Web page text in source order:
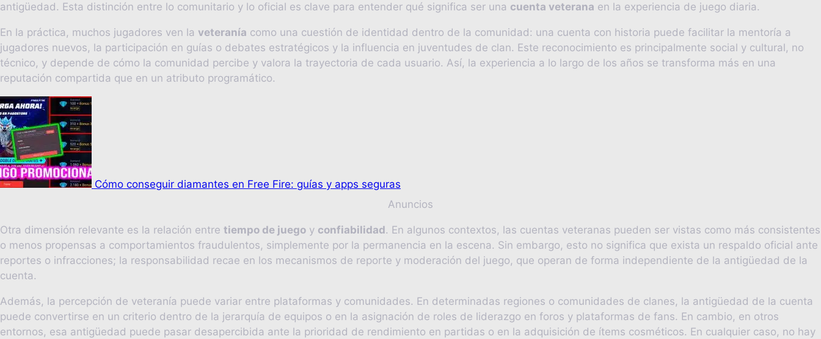
antigüedad. Esta distinción entre lo comunitario y lo oficial es clave para entender qué significa ser una cuenta veterana en la experiencia de juego diaria.
En la práctica, muchos jugadores ven la veteranía como una cuestión de identidad dentro de la comunidad: una cuenta con historia puede facilitar la mentoría a
jugadores nuevos, la participación en guías o debates estratégicos y la influencia en juventudes de clan. Este reconocimiento es principalmente social y cultural, no
técnico, y depende de cómo la comunidad percibe y valora la trayectoria de cada usuario. Así, la experiencia a lo largo de los años se transforma más en una
reputación compartida que en un atributo programático.
Cómo conseguir diamantes en Free Fire: guías y apps seguras
Anuncios
Otra dimensión relevante es la relación entre tiempo de juego y confiabilidad. En algunos contextos, las cuentas veteranas pueden ser vistas como más consistentes
o menos propensas a comportamientos fraudulentos, simplemente por la permanencia en la escena. Sin embargo, esto no significa que exista un respaldo oficial ante
reportes o infracciones; la responsabilidad recae en los mecanismos de reporte y moderación del juego, que operan de forma independiente de la antigüedad de la
cuenta.
Además, la percepción de veteranía puede variar entre plataformas y comunidades. En determinadas regiones o comunidades de clanes, la antigüedad de la cuenta
puede convertirse en un criterio dentro de la jerarquía de equipos o en la asignación de roles de liderazgo en foros y plataformas de fans. En cambio, en otros
entornos, esa antigüedad puede pasar desapercibida ante la prioridad de rendimiento en partidas o en la adquisición de ítems cosméticos. En cualquier caso, no hay